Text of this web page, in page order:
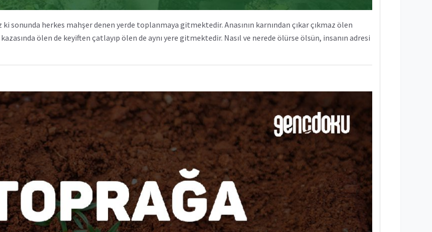
sonunda herkes mahşer denen yerde toplanmaya gitmektedir. Anasının karnından çıkar çıkmaz ölen
ölen de keyiften çatlayıp ölen de aynı yere gitmektedir. Nasıl ve nerede ölürse ölsün, insanın adresi